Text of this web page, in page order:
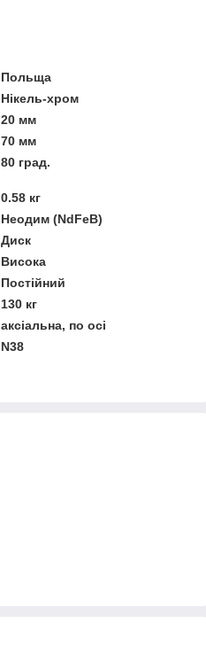
Польща
Нікель-хром
20 мм
70 мм
80 град.
0.58 кг
Неодим (NdFeB)
Диск
Висока
Постійний
130 кг
аксіальна, по осі
N38